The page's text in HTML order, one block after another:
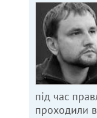
під час
проходили